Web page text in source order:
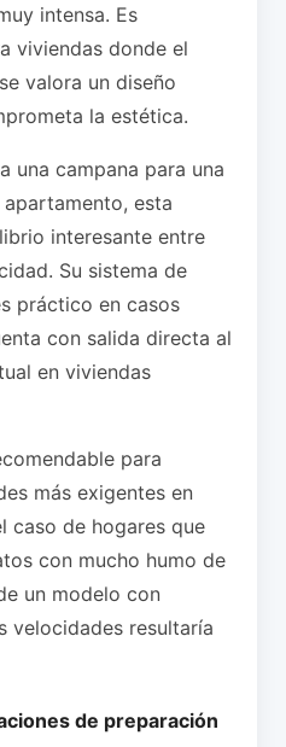
intensa. Es
viviendas donde el
valora un diseño
la estética.
una campana para una
esta
interesante entre
Su sistema de
práctico en casos
con salida directa al
en viviendas
para
más exigentes en
caso de hogares que
con mucho humo de
un modelo con
velocidades resultaría
de preparación